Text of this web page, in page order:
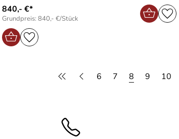
840,- €*
Grundpreis: 840,- €/Stück
6 7 8 9 10